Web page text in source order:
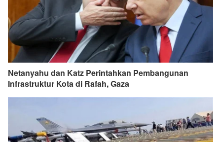
Netanyahu dan Katz Perintahkan Pembangunan
Infrastruktur Kota di Rafah, Gaza